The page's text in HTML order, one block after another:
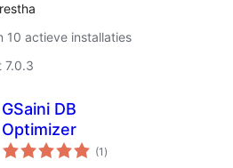
10 actieve installaties
7.0.3
GSaini DB
Optimizer
(1 totaal
waarderingen
)